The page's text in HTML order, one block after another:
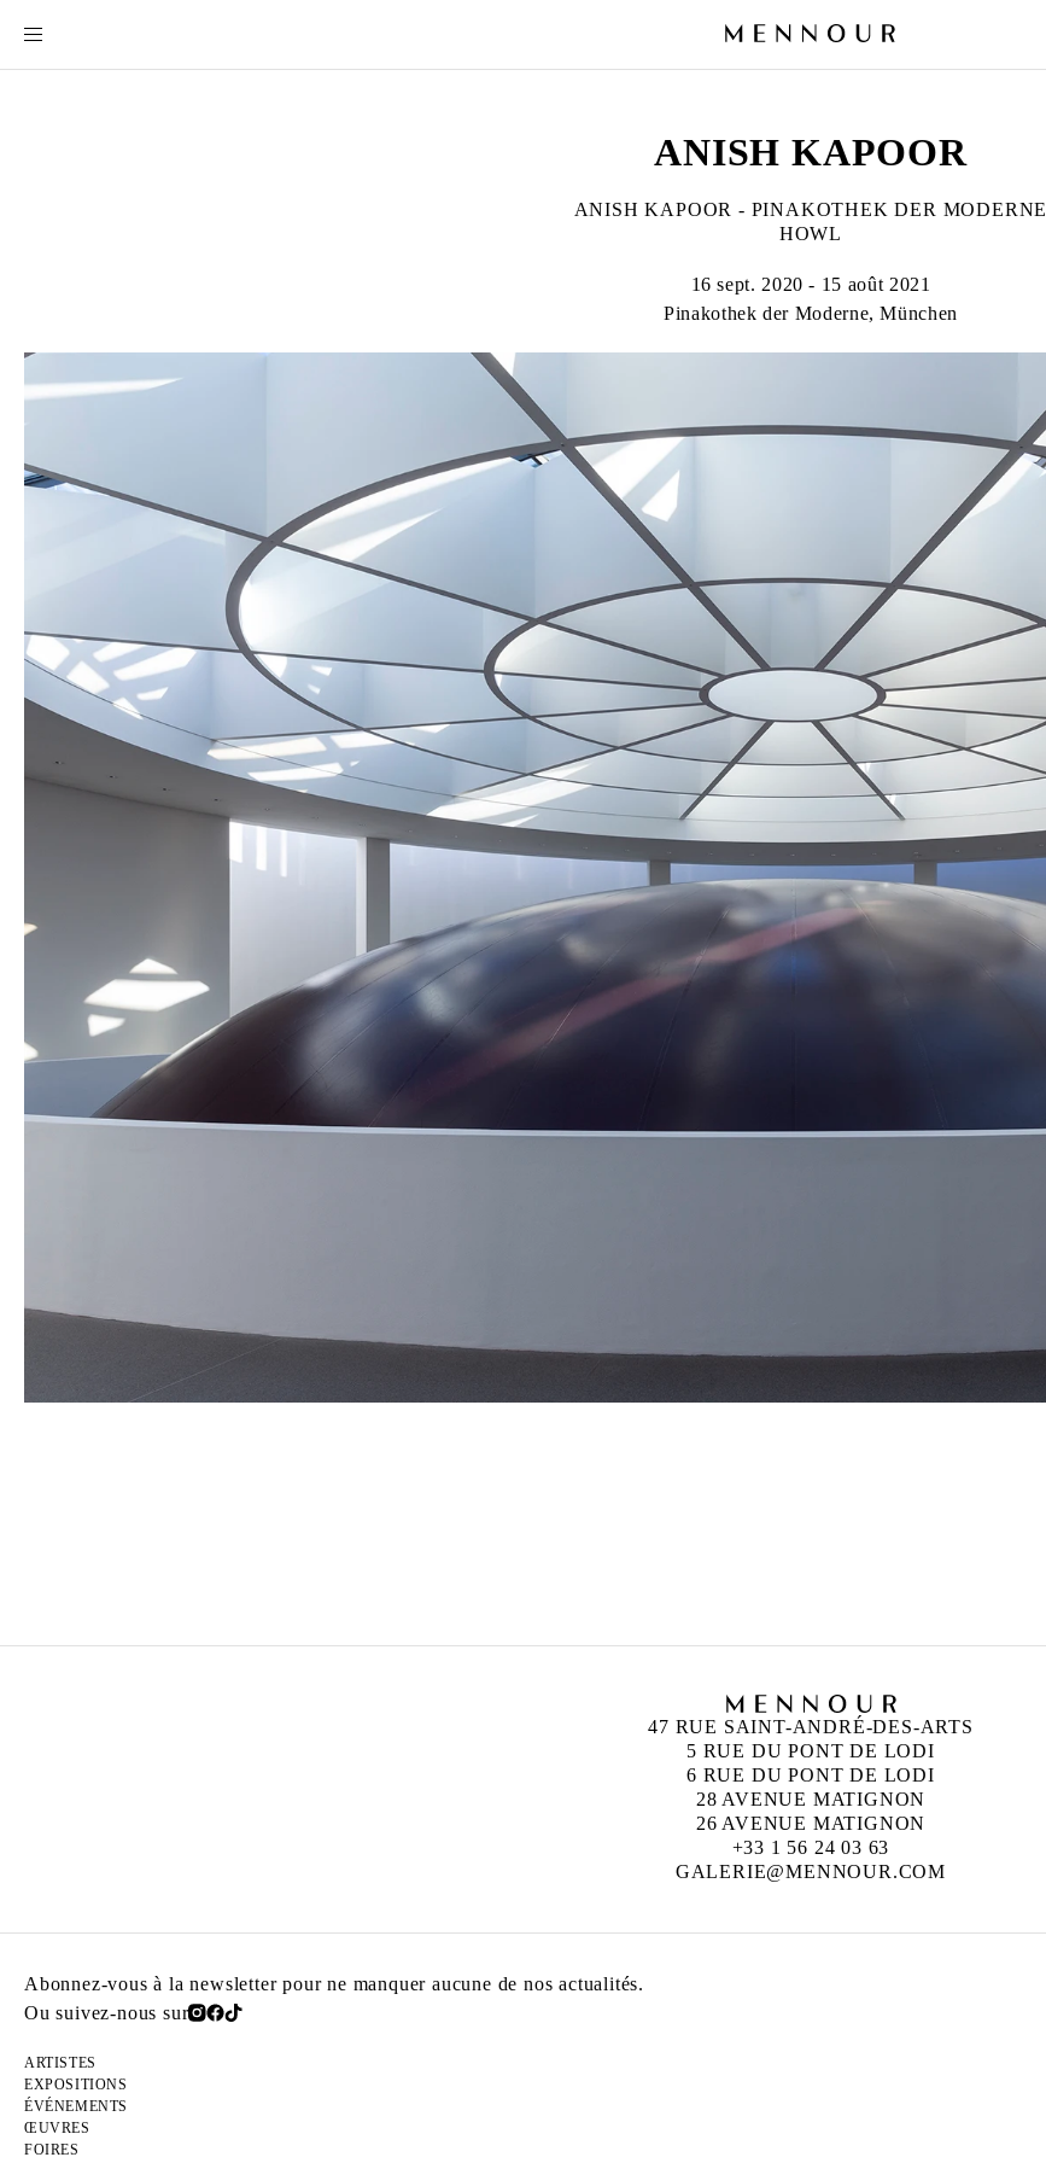
ANISH KAPOOR
ANISH KAPOOR - PINAKOTHEK DER MODERNE
HOWL
16 sept. 2020 - 15 août 2021
Pinakothek der Moderne, München
47 RUE SAINT-ANDRÉ-DES-ARTS
5 RUE DU PONT DE LODI
6 RUE DU PONT DE LODI
28 AVENUE MATIGNON
26 AVENUE MATIGNON
+33 1 56 24 03 63
GALERIE@MENNOUR.COM
Abonnez-vous à la newsletter pour ne manquer aucune de nos actualités.
Ou suivez-nous sur
ARTISTES
EXPOSITIONS
ÉVÉNEMENTS
ŒUVRES
FOIRES